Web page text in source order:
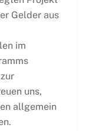
Gelder aus
im
uns,
allgemein